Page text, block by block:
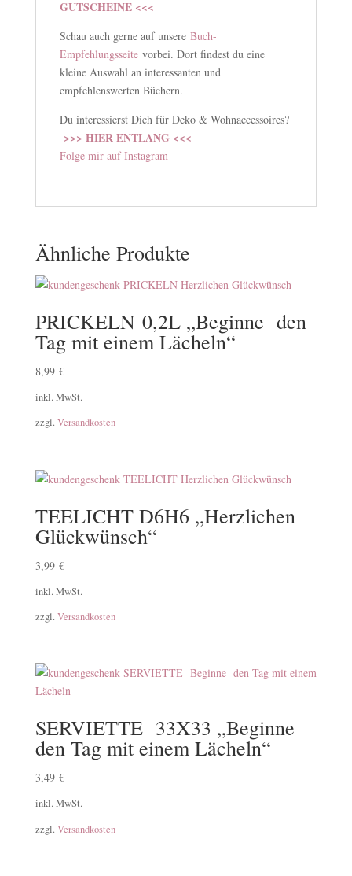
GUTSCHEINE <<<
Schau auch gerne auf unsere Buch-
Empfehlungsseitevorbei. Dort findest du eine
kleine Auswahl an interessanten und
empfehlenswerten Büchern.
Du interessierst Dich für Deko & Wohnaccessoires?
>>> HIER ENTLANG <<<
Folge mir auf Instagram
Ähnliche Produkte
PRICKELN 0,2L „Beginne den
Tag mit einem Lächeln“
8,99 €
inkl. MwSt.
zzgl. Versandkosten
TEELICHT D6H6 „Herzlichen
Glückwünsch“
3,99 €
inkl. MwSt.
zzgl. Versandkosten
SERVIETTE 33X33 „Beginne
den Tag mit einem Lächeln“
3,49 €
inkl. MwSt.
zzgl. Versandkosten